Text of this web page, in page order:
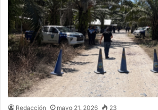
Redacción mayo 21, 2026 23